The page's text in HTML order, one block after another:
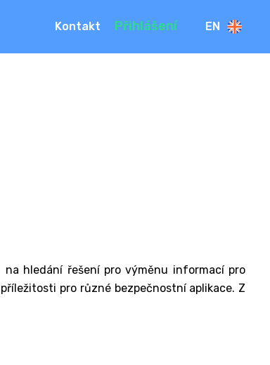
Kontakt Přihlášení EN
na hledání řešení pro výměnu informací pro
pro různé bezpečnostní aplikace. Z